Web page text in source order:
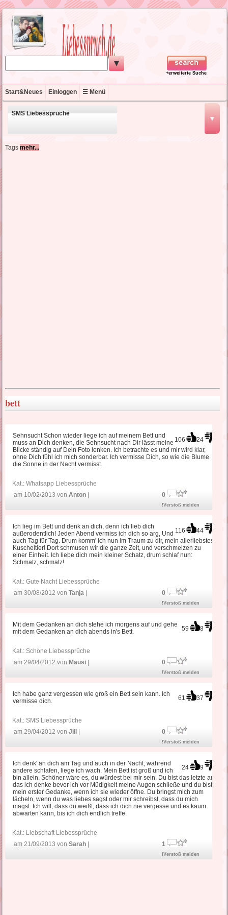
▼
+erweiterte Suche
Start&Neues Einloggen ☰ Menü
▼
SMS Liebessprüche
schöne Liebessprüche
Tagsmehr...
bett
106 24
Sehnsucht Schon wieder liege ich auf meinem Bett und
muss an Dich denken, die Sehnsucht nach Dir lässt meine
Blicke ständig auf Dein Foto lenken. Ich betrachte es und mir wird klar,
ohne Dich fühl ich mich sonderbar. Ich vermisse Dich, so wie die Blume
die Sonne in der Nacht vermisst.
Kat.:Whatsapp Liebessprüche
am 10/02/2013 vonAnton 0
!Verstoß melden
116 44
Ich lieg im Bett und denk an dich, denn ich lieb dich
außerodentlich! Jeden Abend vermiss ich dich so arg, Und
auch Tag für Tag. Drum komm' ich nun im Traum zu dir, mein allerliebstes
Kuscheltier! Dort schmusen wir die ganze Zeit, und verschmelzen zu
einer Einheit. Ich liebe dich mein kleiner Schatz, drum schlaf nun:
Schmatz, schmatz!
Kat.:Gute Nacht Liebessprüche
am 30/08/2012 vonTanja 0
!Verstoß melden
59 8
Mit dem Gedanken an dich stehe ich morgens auf und gehe
mit dem Gedanken an dich abends in's Bett.
Kat.:Schöne Liebessprüche
am 29/04/2012 von Mausi 0
!Verstoß melden
61 37
Ich habe ganz vergessen wie groß ein Bett sein kann. Ich
vermisse dich.
Kat.:SMS Liebessprüche
am 29/04/2012 vonJill 0
!Verstoß melden
24 9
Ich denk' an dich am Tag und auch in der Nacht, während
andere schlafen, liege ich wach. Mein Bett ist groß und ich
bin allein. Schöner wäre es, du würdest bei mir sein. Du bist das letzte an
das ich denke bevor ich vor Müdigkeit meine Augen schließe und du bist
mein erster Gedanke, wenn ich sie wieder öffne. Du bringst mich zum
lächeln, wenn du was liebes sagst oder mir schreibst, dass du mich
magst. Ich will, dass du weißt, dass ich dich nie vergesse und es kaum
abwarten kann, bis ich dich endlich treffe.
Kat.: Liebschaft Liebessprüche
am 21/09/2013 vonSarah 1
!Verstoß melden